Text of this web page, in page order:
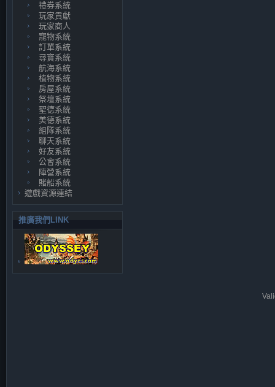
禮券系統
玩家貢獻
玩家商人
寵物系統
訂單系統
尋寶系統
航海系統
植物系統
房屋系統
祭壇系統
聖德系統
美德系統
組隊系統
聊天系統
好友系統
公會系統
陣營系統
賭船系統
遊戲資源連結
推廣我們LINK